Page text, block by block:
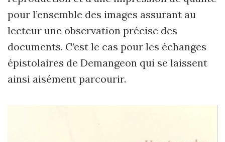
pour l’ensemble des images assurant au
lecteur une observation précise des
documents. C’est le cas pour les échanges
épistolaires de Demangeon qui se laissent
ainsi aisément parcourir.